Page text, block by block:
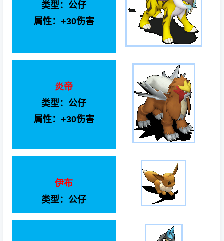
类型：公仔
属性：+30伤害
炎帝
类型：公仔
属性：+30伤害
伊布
类型：公仔